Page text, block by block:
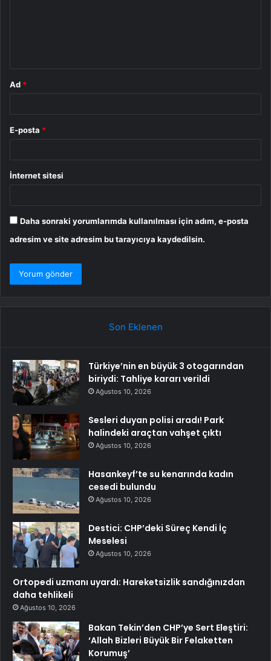
Ad *
E-posta *
İnternet sitesi
Daha sonraki yorumlarımda kullanılması için adım, e-posta
adresim ve site adresim bu tarayıcıya kaydedilsin.
Son Eklenen
Türkiye’nin en büyük 3 otogarından
biriydi: Tahliye kararı verildi
Ağustos 10, 2026
Sesleri duyan polisi aradı! Park
halindeki araçtan vahşet çıktı
Ağustos 10, 2026
Hasankeyf’te su kenarında kadın
cesedi bulundu
Ağustos 10, 2026
Destici: CHP’deki Süreç Kendi İç
Meselesi
Ağustos 10, 2026
Ortopedi uzmanı uyardı: Hareketsizlik sandığınızdan
daha tehlikeli
Ağustos 10, 2026
Bakan Tekin’den CHP’ye Sert Eleştiri:
‘Allah Bizleri Büyük Bir Felaketten
Korumuş’